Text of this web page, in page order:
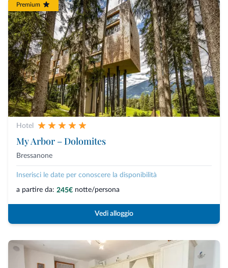
Premium
Hotel
My Arbor – Dolomites
Bressanone
Inserisci le date per conoscere la disponibilità
a partire da: 245€ notte/persona
Vedi alloggio